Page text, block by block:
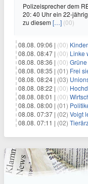
Polizeisprecher dem
20: 40 Uhr ein 22-
zu diesem[…] (00)
08.08. 09:06 | (00)
08.08. 08:47 | (00) Linke
08.08. 08:36 | (00) Grüne
08.08. 08:35 | (01) Frei
08.08. 08:24 | (03)
08.08. 08:22 | (00)
08.08. 08:01 | (00)
08.08. 08:00 | (01)
08.08. 07:37 | (02) Voigt
08.08. 07:11 | (02)